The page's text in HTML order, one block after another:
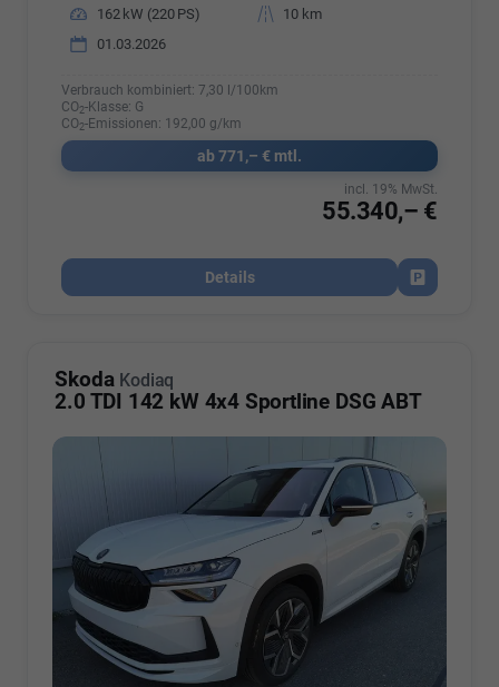
Leistung 162 kW (220 PS) Kilometerstand
10 km
01.03.2026
Verbrauch kombiniert:7,30 l/100km
CO2-Klasse: G
CO2-Emissionen: 192,00 g/km
ab 771,– € mtl.
55.340,– €
incl. 19% MwSt.
Details
Fahrzeug
Skoda Kodiaq
2.0 TDI 142 kW 4x4 Sportline DSG ABT